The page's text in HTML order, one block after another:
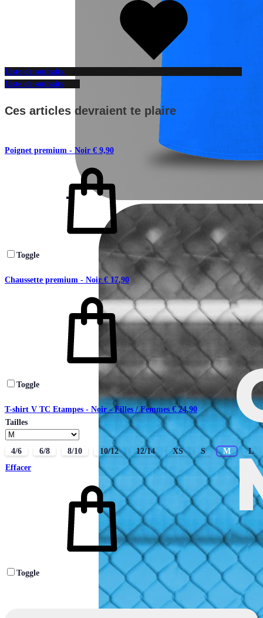
Liste de souhaits
Liste de souhaits
Ces articles devraient te plaire
Poignet premium - Noir € 9,90
Toggle
Chaussette premium - Noir € 17,90
Toggle
T-shirt V TC Etampes - Noir - Filles / Femmes€24,90
Tailles
4/6 6/8 8/10 10/12 12/14 XS S M
L
Effacer
Toggle